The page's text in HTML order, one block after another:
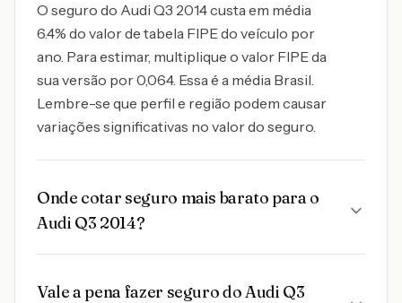
O seguro do Audi Q3 2014 custa em média
6.4% do valor de tabela FIPE do veículo por
ano. Para estimar, multiplique o valor FIPE da
sua versão por 0,064. Essa é a média Brasil.
Lembre-se que perfil e região podem causar
variações significativas no valor do seguro.
Onde cotar seguro mais barato para o
Audi Q3 2014?
Vale a pena fazer seguro do Audi Q3